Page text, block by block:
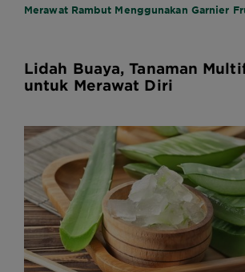
Merawat Rambut Menggunakan Garnier
Lidah Buaya, Tanaman
untuk Merawat Diri